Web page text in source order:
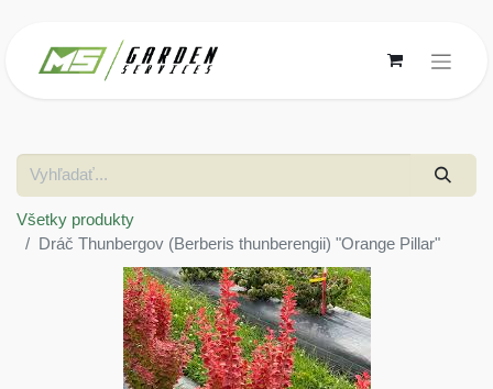
Všetky produkty
Dráč Thunbergov (Berberis thunberengii) "Orange Pillar"